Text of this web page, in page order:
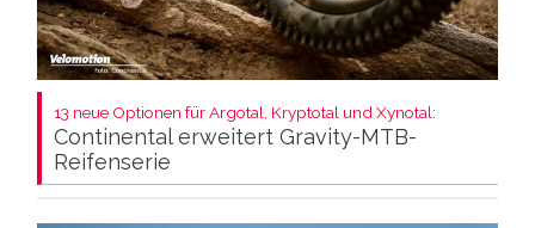
13 neue Optionen für Argotal, Kryptotal und Xynotal:
Continental erweitert Gravity-MTB-
Reifenserie